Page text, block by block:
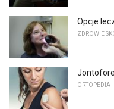
Opcje
ZDROWIE
ORTOPEDIA